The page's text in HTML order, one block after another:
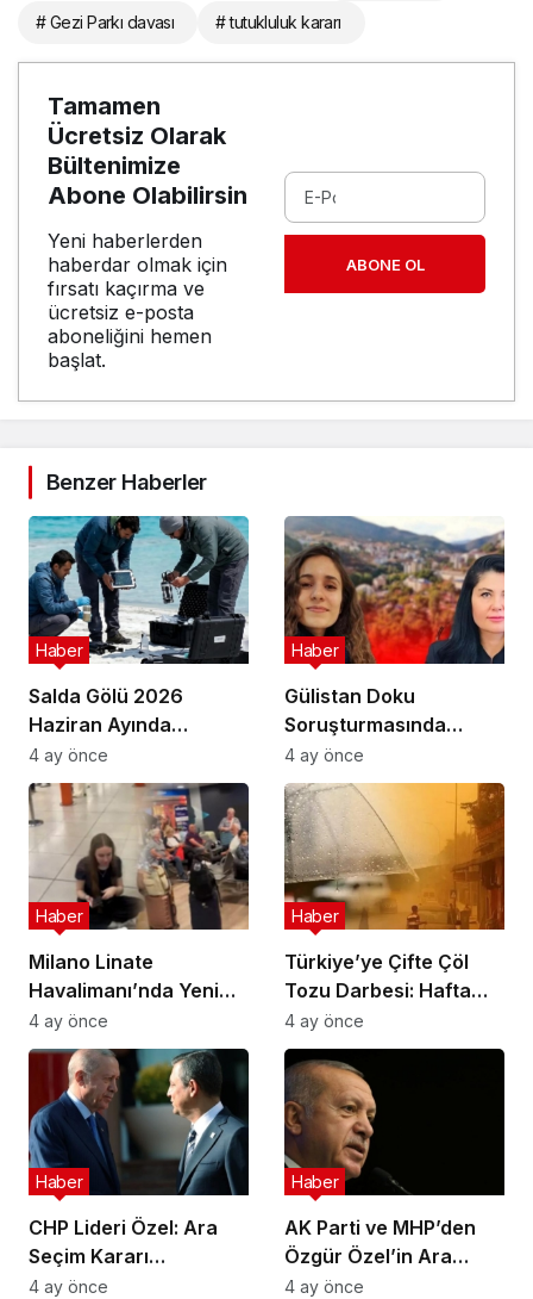
# Gezi Parkı davası # tutukluluk kararı
Tamamen
Ücretsiz Olarak
Bültenimize
Abone Olabilirsin
Yeni haberlerden
haberdar olmak için
fırsatı kaçırma ve
ücretsiz e-posta
aboneliğini hemen
başlat.
ABONE OL
Benzer Haberler
Salda Gölü 2026
Haziran Ayında
Uluslararası
Astrobiyoloji Etkinliğine
Ev Sahipliği Yapacak
Haber
4 ay önce
Gülistan Doku
Soruşturmasında
Cinayet Şüphesiyle 7
İlde Eş Zamanlı
Operasyon
Haber
4 ay önce
Milano Linate
Havalimanı’nda Yeni
Sınır Kontrol Sistemi
Aksaklıklara Yol Açtı
Haber
4 ay önce
Türkiye’ye Çifte Çöl
Tozu Darbesi: Hafta
Sonu Çamur Yağacak!
Haber
4 ay önce
CHP Lideri Özel: Ara
Seçim Kararı
Yürütmenin Değil
Haber
4 ay önce
AK Parti ve MHP’den
Özgür Özel’in Ara
Seçim Çağrısına Ret
Haber
4 ay önce